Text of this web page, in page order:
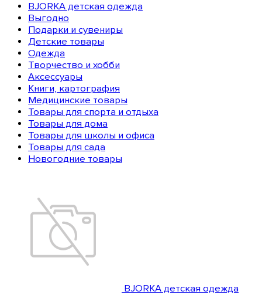
BJORKA детская одежда
Выгодно
Подарки и сувениры
Детские товары
Одежда
Творчество и хобби
Аксессуары
Книги, картография
Медицинские товары
Товары для спорта и отдыха
Товары для дома
Товары для школы и офиса
Товары для сада
Новогодние товары
BJORKA детская одежда